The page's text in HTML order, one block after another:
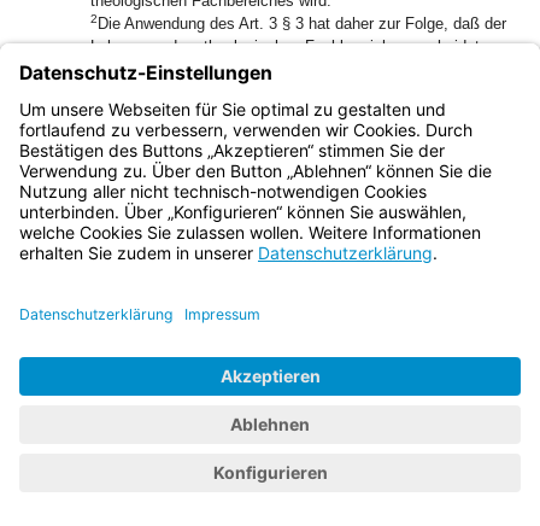
2 Die Anwendung des Art. 3 § 3 hat daher zur Folge, daß der
Lehrer aus dem theologischen Fachbereich ausscheidet.
Zu Artikel 3 §§ 1 und 5
(1) Bis zur Errichtung des katholisch-theologischen
Fachbereiches und der drei in Art. 3 § 5 genannten
Lehrstühle und der damit verbundenen Auflösung der
Philosophisch-Theologischen Hochschule Passau gelten
Art. 3 §§ 1 und 2, sowie Art. 4 § 1 in der Fassung des
Konkordats vom 29. März 1924 für die Philosophisch-
Theologische Hochschule weiter.
Professoren der Philosophisch-Theologischen Hochschule
Berufungsverfahrens an den katholisch-theologischen
Fachbereich einer Universität oder Gesamthochschule
Forschungsmöglichkeiten gewährleistet werden.